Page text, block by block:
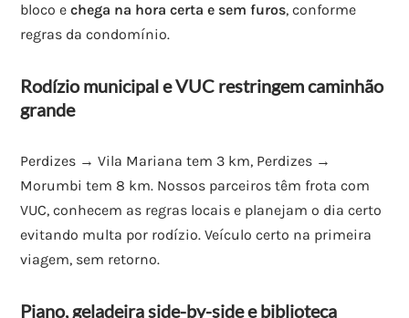
bloco echega na hora certa e sem furos, conforme
regras da condomínio.
Rodízio municipal e VUC restringem caminhão
grande
Perdizes → Vila Mariana tem 3 km, Perdizes →
Morumbi tem 8 km. Nossos parceiros têm frota com
VUC, conhecem as regras locais e planejam o dia certo
evitando multa por rodízio. Veículo certo na primeira
viagem, sem retorno.
Piano, geladeira side-by-side e biblioteca